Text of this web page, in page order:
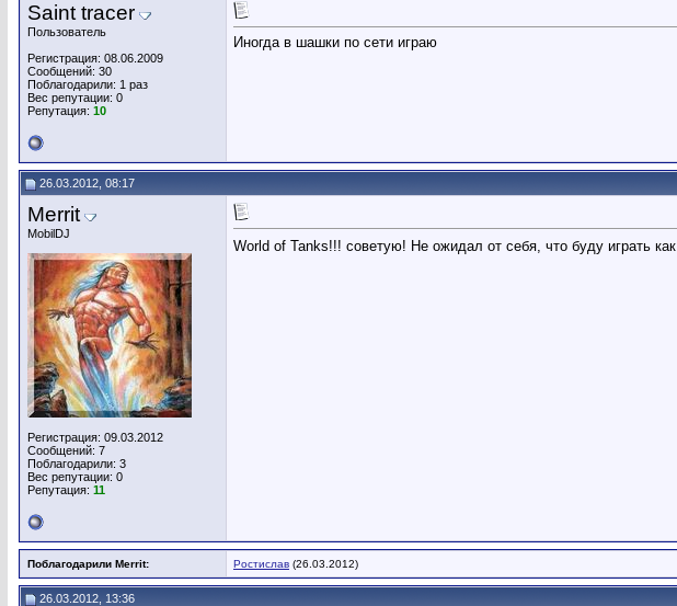
Saint tracer
Пользователь
Регистрация: 08.06.2009
Сообщений: 30
Поблагодарили: 1 раз
Вес репутации: 0
Репутация: 10
Иногда в шашки по сети играю
26.03.2012, 08:17
Merrit
MobilDJ
Регистрация: 09.03.2012
Сообщений: 7
Поблагодарили: 3
Вес репутации: 0
Репутация: 11
World of Tanks!!! советую! Не ожидал от себя, что буду играть
Поблагодарили Merrit: Ростислав (26.03.2012)
26.03.2012, 13:36